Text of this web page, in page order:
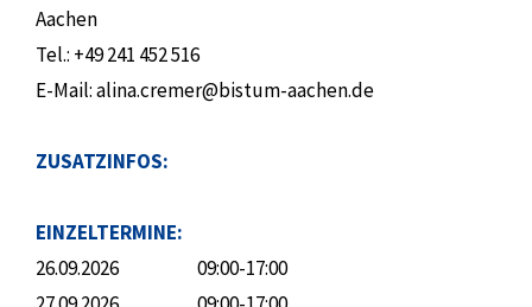
Aachen
Tel.: +49 241 452 516
E-Mail: alina.cremer@bistum-aachen.de
ZUSATZINFOS:
EINZELTERMINE:
26.09.2026
09:00-17:00